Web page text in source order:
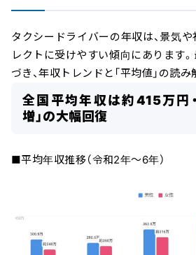
タクシードライバーの年収は、景気
レクトに受けやすい傾向にあります
づき、年収トレンドと「平均値」の読
全国平均年収は約415万円
増」の大幅回復
■平均年収推移（令和2年～6年）